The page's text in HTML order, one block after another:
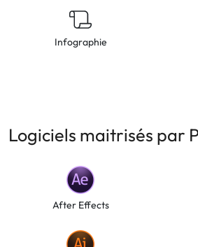
Infographie
Logiciels maitrisés par
After Effects